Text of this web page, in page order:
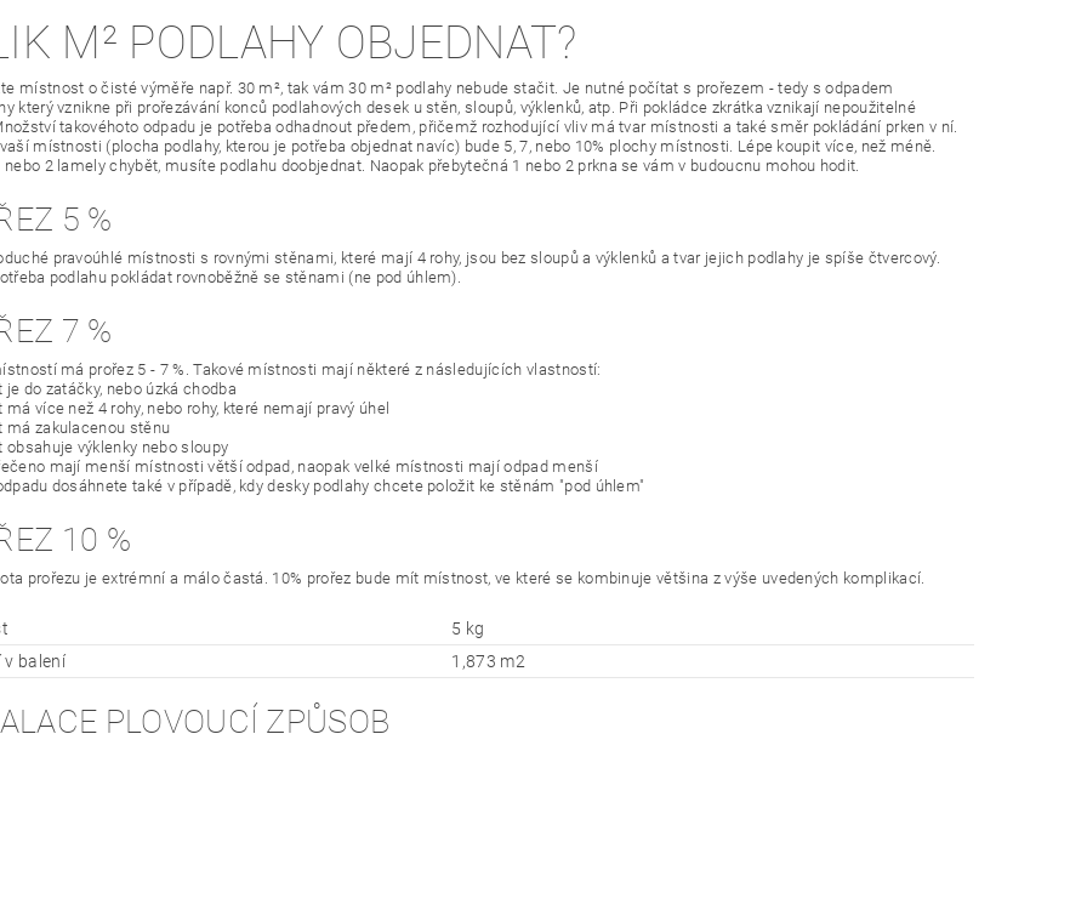
M² PODLAHY OBJEDNAT?
místnost o čisté výměře např. 30 m², tak vám 30 m² podlahy nebude stačit. Je nutné počítat s prořezem - tedy s odpadem
který vznikne při prořezávání konců podlahových desek u stěn, sloupů, výklenků, atp. Při pokládce zkrátka vznikají nepoužitelné
takovéhoto odpadu je potřeba odhadnout předem, přičemž rozhodující vliv má tvar místnosti a také směr pokládání prken v ní.
místnosti (plocha podlahy, kterou je potřeba objednat navíc) bude 5, 7, nebo 10% plochy místnosti. Lépe koupit více, než méně.
nebo 2 lamely chybět, musíte podlahu doobjednat. Naopak přebytečná 1 nebo 2 prkna se vám v budoucnu mohou hodit.
5 %
pravoúhlé místnosti s rovnými stěnami, které mají 4 rohy, jsou bez sloupů a výklenků a tvar jejich podlahy je spíše čtvercový.
podlahu pokládat rovnoběžně se stěnami (ne pod úhlem).
7 %
má prořez 5 - 7 %. Takové místnosti mají některé z následujících vlastností:
do zatáčky, nebo úzká chodba
více než 4 rohy, nebo rohy, které nemají pravý úhel
má zakulacenou stěnu
výklenky nebo sloupy
mají menší místnosti větší odpad, naopak velké místnosti mají odpad menší
dosáhnete také v případě, kdy desky podlahy chcete položit ke stěnám "pod úhlem"
10 %
prořezu je extrémní a málo častá. 10% prořez bude mít místnost, ve které se kombinuje většina z výše uvedených komplikací.
5 kg
balení
1,873 m2
PLOVOUCÍ ZPŮSOB